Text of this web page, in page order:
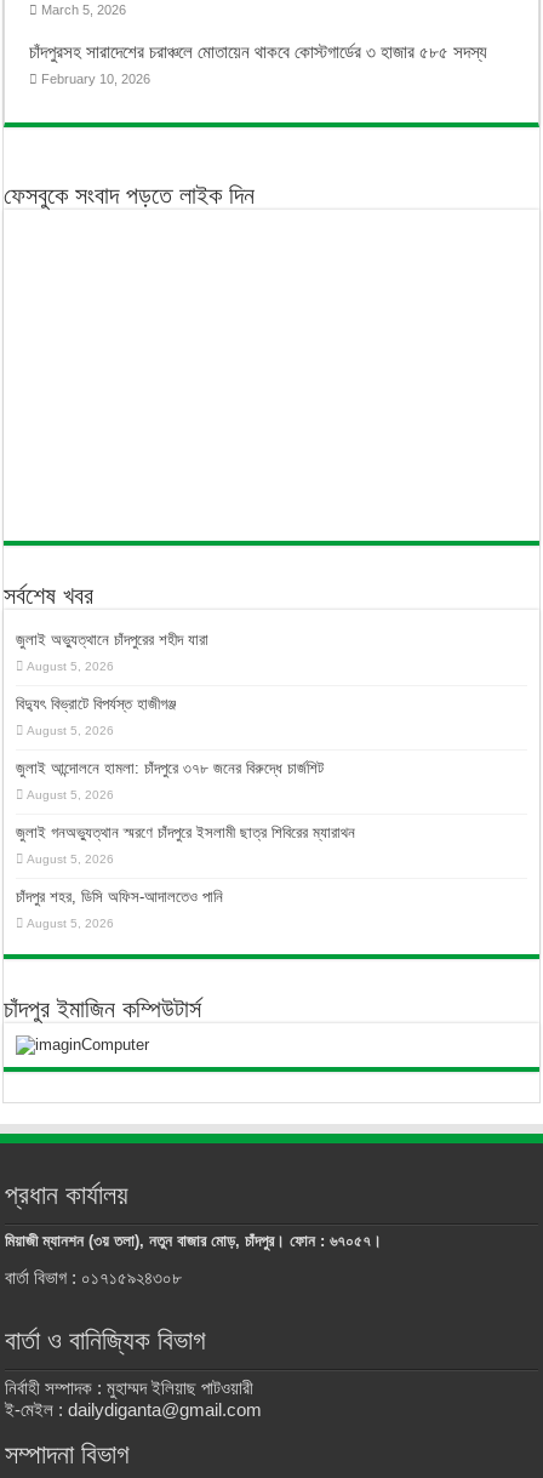
March 5, 2026
চাঁদপুরসহ সারাদেশের চরাঞ্চলে মোতায়েন থাকবে কোস্টগার্ডের ৩ হাজার ৫৮৫ সদস্য
February 10, 2026
ফেসবুকে সংবাদ পড়তে লাইক দিন
সর্বশেষ খবর
জুলাই অভ্যুত্থানে চাঁদপুরের শহীদ যারা
August 5, 2026
বিদ্যুৎ বিভ্রাটে বিপর্যস্ত হাজীগঞ্জ
August 5, 2026
জুলাই আন্দোলনে হামলা: চাঁদপুরে ৩৭৮ জনের বিরুদ্ধে চার্জশিট
August 5, 2026
জুলাই গনঅভ্যুত্থান স্মরণে চাঁদপুরে ইসলামী ছাত্র শিবিরের ম্যারাথন
August 5, 2026
চাঁদপুর শহর, ডিসি অফিস-আদালতেও পানি
August 5, 2026
চাঁদপুর ইমাজিন কম্পিউটার্স
প্রধান কার্যালয়
মিয়াজী ম্যানশন (৩য় তলা), নতুন বাজার মোড়, চাঁদপুর। ফোন : ৬৭০৫৭।
বার্তা বিভাগ : ০১৭১৫৯২৪৩০৮
বার্তা ও বানিজ্যিক বিভাগ
নির্বাহী সম্পাদক : মুহাম্মদ ইলিয়াছ পাটওয়ারী
ই-মেইল : dailydiganta@gmail.com
সম্পাদনা বিভাগ